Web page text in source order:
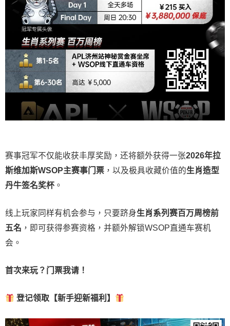
赛事冠军不仅能收获丰厚奖励，还将额外获得一张2026年拉
斯维加斯WSOP主赛事门票 ，以及极具收藏价值的生肖造型
丹牛签名奖杯 。
线上玩家同样有机会参与，只要跻身生肖系列赛百万周榜前
五名 ，即可获得参赛资格，并额外解锁WSOP直通车赛机
会。
首次来玩？门票我请！
登记领取【新手迎新福利】